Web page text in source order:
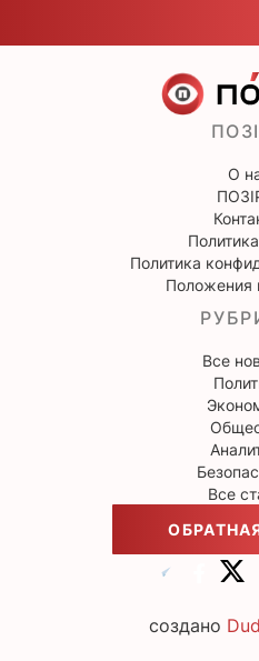
О
Политика
Положения
Все
Все
создано